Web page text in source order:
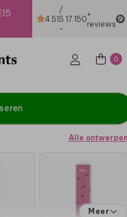
4.51
/
5
-
17.150+
reviews
0
Alle ontwerpen
Meer